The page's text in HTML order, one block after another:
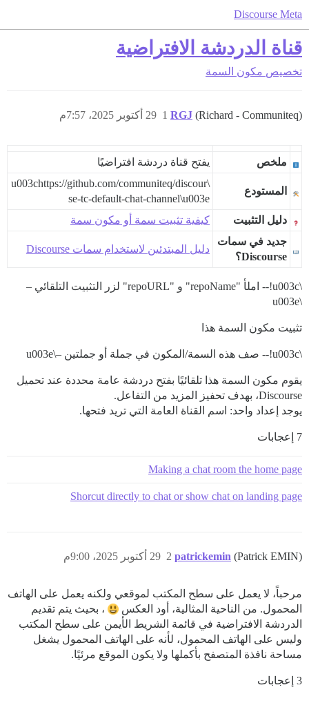
Discourse Meta
قناة الدردشة الافتراضية
تخصيص مكون السمة
RGJ (Richard - Communiteq) 29 أكتوبر 2025، 7:57م 1
ملخص يفتح قناة دردشة افتراضيًا
المستودع
\u003chttps://github.com/communiteq/discour
se-tc-default-chat-channel\u003e
دليل التثبيت
كيفية تثبيت سمة أو مكون سمة
جديد في سمات
Discourse؟
دليل المبتدئين لاستخدام سمات Discourse
\u003c!-- املأ "repoName" و "repoURL" لزر التثبيت التلقائي –
\u003e
تثبيت مكون السمة هذا
\u003c!-- صف هذه السمة/المكون في جملة أو جملتين –\u003e
يقوم مكون السمة هذا تلقائيًا بفتح دردشة عامة محددة عند تحميل
Discourse، بهدف تحفيز المزيد من التفاعل.
يوجد إعداد واحد: اسم القناة العامة التي تريد فتحها.
7 إعجابات
Making a chat room the home page
Shorcut directly to chat or show chat on landing page
patrickemin (Patrick EMIN) 29 أكتوبر 2025، 9:00م 2
مرحباً، لا يعمل على سطح المكتب لموقعي ولكنه يعمل على الهاتف
المحمول. من الناحية المثالية، أود العكس
، بحيث يتم تقديم
الدردشة الافتراضية في قائمة الشريط الأيمن على سطح المكتب
وليس على الهاتف المحمول، لأنه على الهاتف المحمول يشغل
مساحة نافذة المتصفح بأكملها ولا يكون الموقع مرئيًا.
3 إعجابات